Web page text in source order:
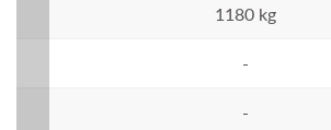
1180 kg
-
-